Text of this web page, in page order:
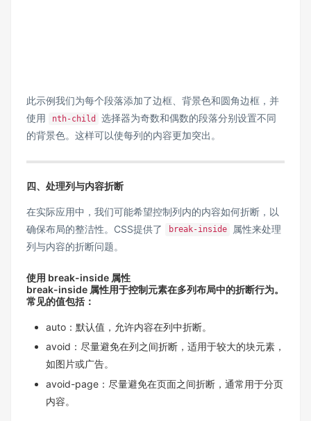
此示例我们为每个段落添加了边框、背景色和圆角边框，并
使用 ​
​nth-child​
​ 选择器为奇数和偶数的段落分别设置不同
的背景色。这样可以使每列的内容更加突出。
四、处理列与内容折断
在实际应用中，我们可能希望控制列内的内容如何折断，以
确保布局的整洁性。CSS提供了 ​
​break-inside​
​ 属性来处理
列与内容的折断问题。
使用 ​​break-inside​​ 属性
​​break-inside​​ 属性用于控制元素在多列布局中的折断行为。
常见的值包括：
​​auto​​：默认值，允许内容在列中折断。
​​avoid​​：尽量避免在列之间折断，适用于较大的块元素，
如图片或广告。
​​avoid-page​​：尽量避免在页面之间折断，通常用于分页
内容。